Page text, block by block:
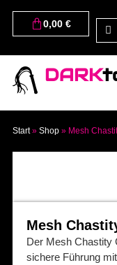
0,00 €
DARK
Start» Shop» Mesh
Mesh
Der Mesh Chastity
sichere Führung